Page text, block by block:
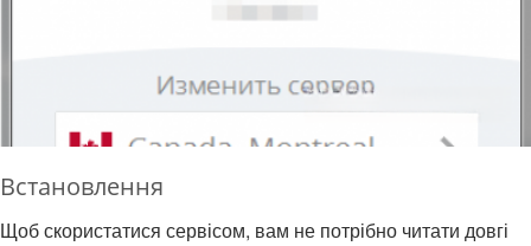
Встановлення
Щоб скористатися сервісом, вам не потрібно читати довгі